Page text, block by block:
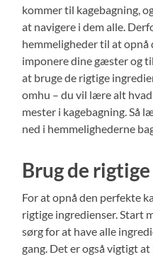
kommer til kagebagning,
at navigere i dem alle.
hemmeligheder til at opnå
imponere dine gæster og
at bruge de rigtige
omhu – du vil lære alt
mester i kagebagning. Så
ned i hemmelighederne
Brug de
For at opnå den perfekte
rigtige ingredienser. Start
sørg for at have alle
gang. Det er også vigtigt